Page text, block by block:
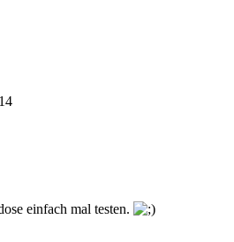
einfach mal testen.